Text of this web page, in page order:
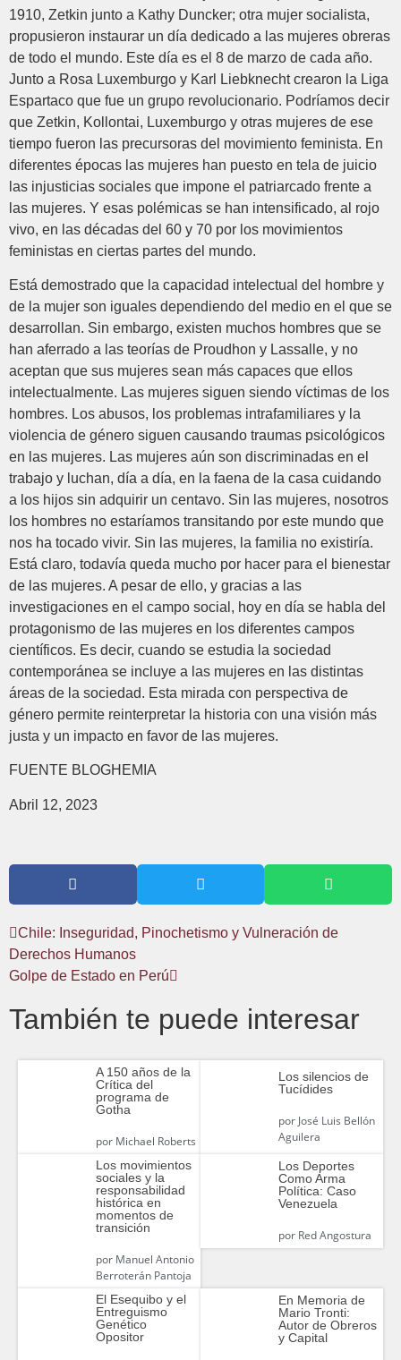
1910, Zetkin junto a Kathy Duncker; otra mujer socialista,
propusieron instaurar un día dedicado a las mujeres obreras
de todo el mundo. Este día es el 8 de marzo de cada año.
Junto a Rosa Luxemburgo y Karl Liebknecht crearon la Liga
Espartaco que fue un grupo revolucionario. Podríamos decir
que Zetkin, Kollontai, Luxemburgo y otras mujeres de ese
tiempo fueron las precursoras del movimiento feminista. En
diferentes épocas las mujeres han puesto en tela de juicio
las injusticias sociales que impone el patriarcado frente a
las mujeres. Y esas polémicas se han intensificado, al rojo
vivo, en las décadas del 60 y 70 por los movimientos
feministas en ciertas partes del mundo.
Está demostrado que la capacidad intelectual del hombre y
de la mujer son iguales dependiendo del medio en el que se
desarrollan. Sin embargo, existen muchos hombres que se
han aferrado a las teorías de Proudhon y Lassalle, y no
aceptan que sus mujeres sean más capaces que ellos
intelectualmente. Las mujeres siguen siendo víctimas de los
hombres. Los abusos, los problemas intrafamiliares y la
violencia de género siguen causando traumas psicológicos
en las mujeres. Las mujeres aún son discriminadas en el
trabajo y luchan, día a día, en la faena de la casa cuidando
a los hijos sin adquirir un centavo. Sin las mujeres, nosotros
los hombres no estaríamos transitando por este mundo que
nos ha tocado vivir. Sin las mujeres, la familia no existiría.
Está claro, todavía queda mucho por hacer para el bienestar
de las mujeres. A pesar de ello, y gracias a las
investigaciones en el campo social, hoy en día se habla del
protagonismo de las mujeres en los diferentes campos
científicos. Es decir, cuando se estudia la sociedad
contemporánea se incluye a las mujeres en las distintas
áreas de la sociedad. Esta mirada con perspectiva de
género permite reinterpretar la historia con una visión más
justa y un impacto en favor de las mujeres.
FUENTE BLOGHEMIA
Abril 12, 2023
Chile: Inseguridad, Pinochetismo y Vulneración de
Derechos Humanos
Golpe de Estado en Perú
También te puede interesar
A 150 años de la
Crítica del
programa de
Gotha
porMichael Roberts
Los silencios de
Tucídides
porJosé Luis Bellón
Aguilera
Los movimientos
sociales y la
responsabilidad
histórica en
momentos de
transición
porManuel Antonio
Berroterán Pantoja
Los Deportes
Como Arma
Política: Caso
Venezuela
porRed Angostura
El Esequibo y el
Entreguismo
Genético
Opositor
En Memoria de
Mario Tronti:
Autor de Obreros
y Capital